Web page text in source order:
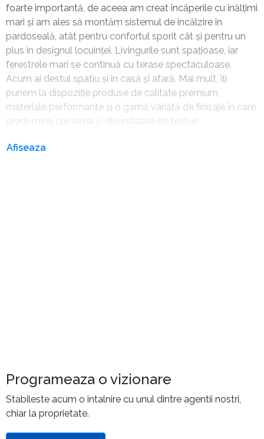
foarte importantă, de aceea am creat încăperile cu înălțimi
mari și am ales să montăm sistemul de încălzire în
pardoseală, atât pentru confortul sporit cât și pentru un
plus în designul locuinței. Livingurile sunt spațioase, iar
ferestrele mari se continuă cu terase spectaculoase.
Acum ai destul spatiu și în casă și afară. Mai mult, îți
punem la dispoziție produse de calitate premium,
materiale performante și o gamă variată de finisaje în care
predomină culoarea și diversitatea de texturi.
Afiseaza
Programeaza o vizionare
Stabileste acum o intalnire cu unul dintre agentii nostri,
chiar la proprietate.